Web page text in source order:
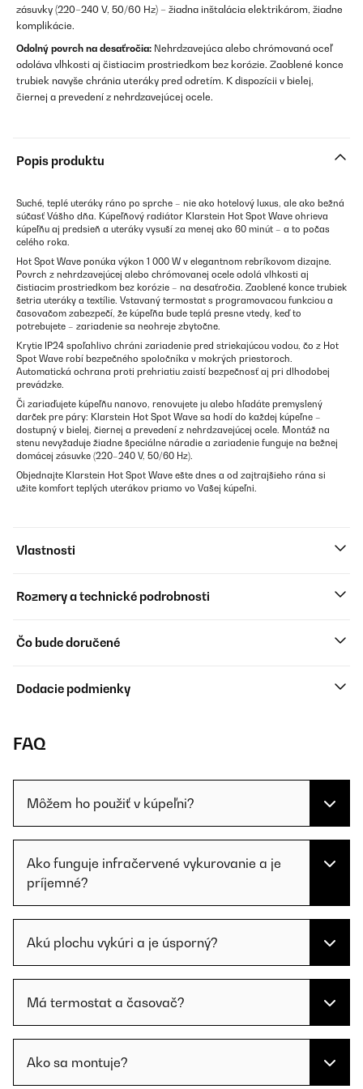
zásuvky (220–240 V, 50/60 Hz) – žiadna inštalácia elektrikárom, žiadne
komplikácie.
Odolný povrch na desaťročia: Nehrdzavejúca alebo chrómovaná oceľ
odoláva vlhkosti aj čistiacim prostriedkom bez korózie. Zaoblené konce
trubiek navyše chránia uteráky pred odretím. K dispozícii v bielej,
čiernej a prevedení z nehrdzavejúcej ocele.
Popis produktu
Suché, teplé uteráky ráno po sprche – nie ako hotelový luxus, ale ako bežná
súčasť Vášho dňa. Kúpeľňový radiátor Klarstein Hot Spot Wave ohrieva
kúpeľňu aj predsieň a uteráky vysuší za menej ako 60 minút – a to počas
celého roka.
Hot Spot Wave ponúka výkon 1 000 W v elegantnom rebríkovom dizajne.
Povrch z nehrdzavejúcej alebo chrómovanej ocele odolá vlhkosti aj
čistiacim prostriedkom bez korózie – na desaťročia. Zaoblené konce trubiek
šetria uteráky a textílie. Vstavaný termostat s programovacou funkciou a
časovačom zabezpečí, že kúpeľňa bude teplá presne vtedy, keď to
potrebujete – zariadenie sa neohreje zbytočne.
Krytie IP24 spoľahlivo chráni zariadenie pred striekajúcou vodou, čo z Hot
Spot Wave robí bezpečného spoločníka v mokrých priestoroch.
Automatická ochrana proti prehriatiu zaistí bezpečnosť aj pri dlhodobej
prevádzke.
Či zariaďujete kúpeľňu nanovo, renovujete ju alebo hľadáte premyslený
darček pre páry: Klarstein Hot Spot Wave sa hodí do každej kúpeľne –
dostupný v bielej, čiernej a prevedení z nehrdzavejúcej ocele. Montáž na
stenu nevyžaduje žiadne špeciálne náradie a zariadenie funguje na bežnej
domácej zásuvke (220–240 V, 50/60 Hz).
Objednajte Klarstein Hot Spot Wave ešte dnes a od zajtrajšieho rána si
užite komfort teplých uterákov priamo vo Vašej kúpeľni.
Vlastnosti
Rozmery a technické podrobnosti
Čo bude doručené
Dodacie podmienky
FAQ
Môžem ho použiť v kúpeľni?
Ako funguje infračervené vykurovanie a je
príjemné?
Akú plochu vykúri a je úsporný?
Má termostat a časovač?
Ako sa montuje?